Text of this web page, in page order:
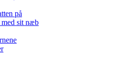
på
sit næb